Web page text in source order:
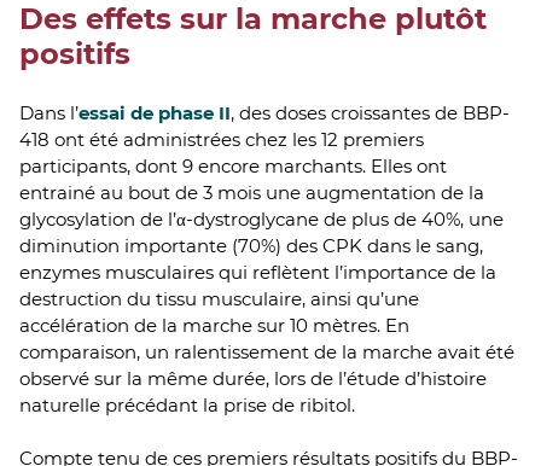
Des effets sur la marche plutôt
positifs
Dans l’essai de phase II, des doses croissantes de BBP-
418 ont été administrées chez les 12 premiers
participants, dont 9 encore marchants. Elles ont
entrainé au bout de 3 mois une augmentation de la
glycosylation de l’α-dystroglycane de plus de 40%, une
diminution importante (70%) des CPK dans le sang,
enzymes musculaires qui reflètent l’importance de la
destruction du tissu musculaire, ainsi qu’une
accélération de la marche sur 10 mètres. En
comparaison, un ralentissement de la marche avait été
observé sur la même durée, lors de l’étude d’histoire
naturelle précédant la prise de ribitol.
Compte tenu de ces premiers résultats positifs du BBP-